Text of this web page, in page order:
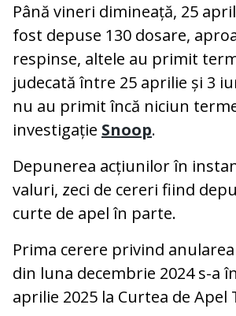
Până vineri dimineață, 25
fost depuse 130 dosare,
respinse, altele au primit
judecată între 25 aprilie și 3
nu au primit încă niciun
investigație Snoop.
Depunerea acțiunilor în
valuri, zeci de cereri fiind
curte de apel în parte.
Prima cerere privind anularea
din luna decembrie 2024 s-a
aprilie 2025 la Curtea de Apel